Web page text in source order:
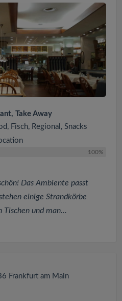
Take Away
Fisch, Regional, Snacks
100%
Das Ambiente passt
einige Strandkörbe
Tischen und man...
Frankfurt am Main